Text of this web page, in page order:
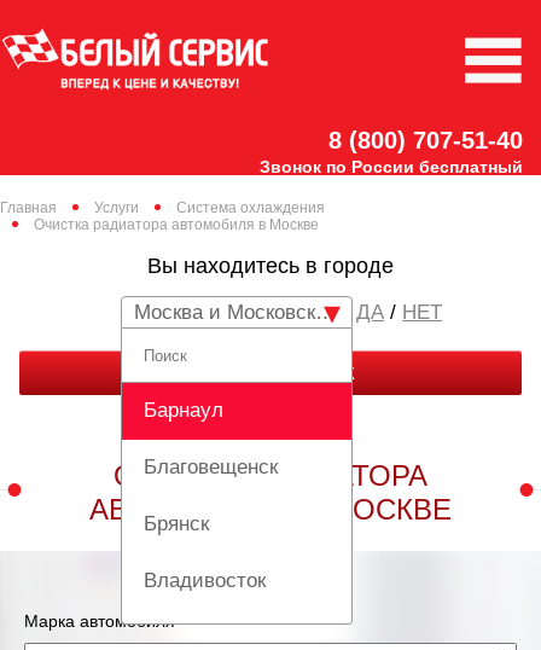
8 (800) 707-51-40
Звонок по России бесплатный
Главная Услуги
Система охлаждения
Очистка радиатора автомобиля в Москве
Вы находитесь в городе
Москва и Московская область
Барнаул
Благовещенск
Брянск
Владивосток
Вологда
/ НЕТ
ЗАКАЗАТЬ ЗВОНОК
ОЧИСТКА РАДИАТОРА
АВТОМОБИЛЯ В МОСКВЕ
Марка автомобиля*